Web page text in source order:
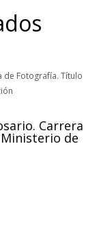
Carrera
de